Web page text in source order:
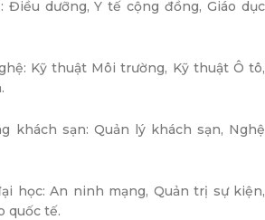
Điều dưỡng, Y tế cộng đồng, Giáo dục
Kỹ thuật Môi trường, Kỹ thuật Ô tô,
khách sạn: Quản lý khách sạn, Nghệ
học: An ninh mạng, Quản trị sự kiện,
quốc tế.